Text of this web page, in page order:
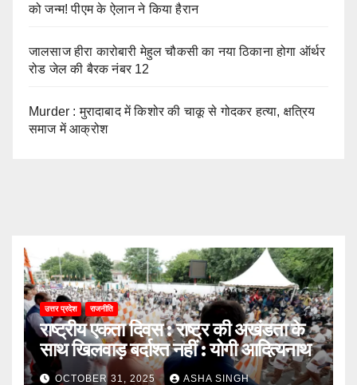
को जन्‍म! पीएम के ऐलान ने किया हैरान
जालसाज हीरा कारोबारी मेहुल चौकसी का नया ठिकाना होगा ऑर्थर
रोड जेल की बैरक नंबर 12
Murder : मुरादाबाद में किशोर की चाकू से गोदकर हत्या, क्षत्रिय
समाज में आक्रोश
उत्तर प्रदेश राजनीति
राष्ट्रीय एकता दिवस : राष्ट्र की अखंडता के
साथ खिलवाड़ बर्दाश्त नहीं : योगी आदित्यनाथ
OCTOBER 31, 2025 ASHA SINGH